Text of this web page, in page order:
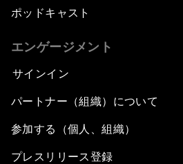
ポッドキャスト
エンゲージメント
サインイン
パートナー（組織）について
参加する（個人、組織）
プレスリリース登録